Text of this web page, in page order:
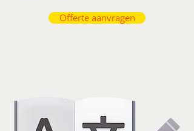
Offerte aanvragen